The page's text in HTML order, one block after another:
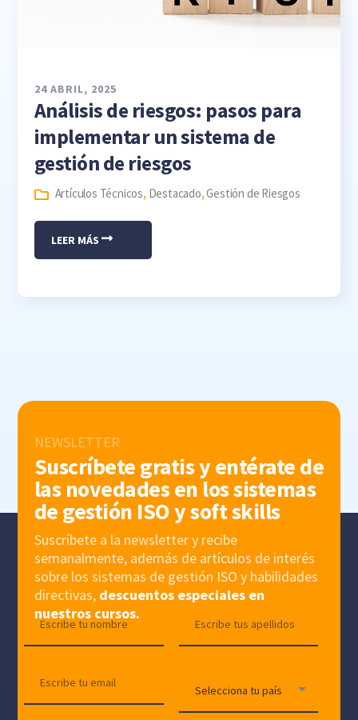
24 ABRIL, 2025
Análisis de riesgos: pasos para
implementar un sistema de
gestión de riesgos
Artículos Técnicos, Destacado,Gestión de Riesgos
LEER MÁS
NEWSLETTER
Suscríbete gratis y entérate de
las novedades en los sistemas
de gestión ISO y soft skills
Suscríbete a la newsletter y recibe
semanalmente, además de artículos de interés
sobre los sistemas de gestión ISO y habilidades
directivas, descuentos especiales en
nuestros cursos.